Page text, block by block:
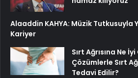
Alaaddin KAHYA: Müzik Tutkusuyla
Kariyer
Sırt Ağrısına Ne
Çözümlerle Sırt
Tedavi Edilir?